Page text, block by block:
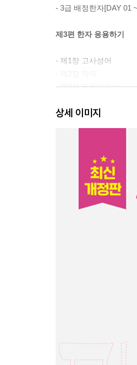
- 3급 배정한자[DAY 01
제3편 한자 응용하기
- 제1장 고사성어
- 제3장 동음이의어
- 제5장 유의자
- 제6장 반대자·상대자
제4편 실전 모의고사
- 제1회 실전 모의고사
상세 이미지